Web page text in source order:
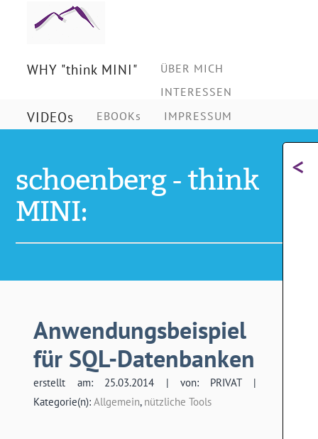
Ing.
Schönberg
Christian
WHY "think MINI"
ÜBER MICH
INTERESSEN
VIDEOs EBOOKs IMPRESSUM
schoenberg - think
MINI:
Anwendungsbeispiel
für SQL-Datenbanken
erstellt am: 25.03.2014 | von: PRIVAT |
Kategorie(n):Allgemein, nützliche Tools
<